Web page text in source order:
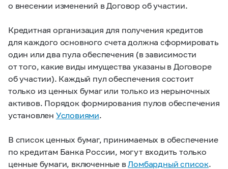
о внесении изменений в Договор об участии.
Кредитная организация для получения кредитов
для каждого основного счета должна сформировать
один или два пула обеспечения (в зависимости
от того, какие виды имущества указаны в Договоре
об участии). Каждый пул обеспечения состоит
только из ценных бумаг или только из нерыночных
активов. Порядок формирования пулов обеспечения
установлен Условиями.
В список ценных бумаг, принимаемых в обеспечение
по кредитам Банка России, могут входить только
ценные бумаги, включенные вЛомбардный список.